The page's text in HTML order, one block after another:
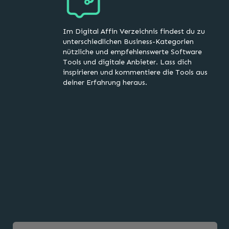
Im Digital Affin Verzeichnis findest du zu
unterschiedlichen Business-Kategorien
nützliche und empfehlenswerte Software
Tools und digitale Anbieter. Lass dich
inspirieren und kommentiere die Tools aus
deiner Erfahrung heraus.